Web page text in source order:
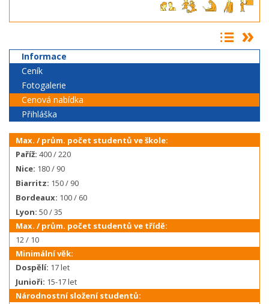
Informace
Ceník
Fotogalerie
Cenová nabídka
Přihláška
Max. / prům. počet studentů ve škole:
Paříž: 400 / 220
Nice: 180 / 90
Biarritz: 150 / 90
Bordeaux: 100 / 60
Lyon: 50 / 35
Max. / prům. počet studentů ve třídě:
12 / 10
Minimální věk:
Dospělí: 17 let
Junioři: 15-17 let
Národnostní složení studentů: